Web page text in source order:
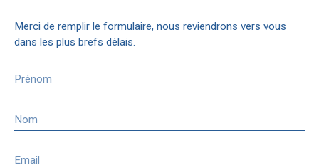
Merci de remplir le formulaire, nous reviendrons vers vous
dans les plus brefs délais.
Prénom
Nom
Email